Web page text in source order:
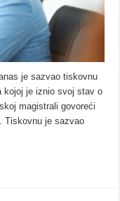
je sazvao tiskovnu
kojoj je iznio svoj stav o
magistrali govoreći
Tiskovnu je sazvao